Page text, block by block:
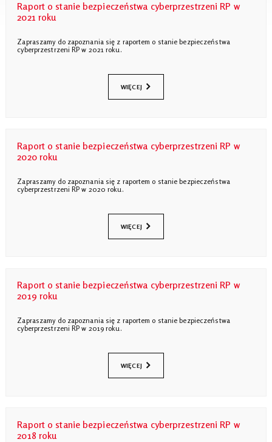
Raport o stanie bezpieczeństwa cyberprzestrzeni RP w
2021 roku
Zapraszamy do zapoznania się z raportem o stanie bezpieczeństwa
cyberprzestrzeni RP w 2021 roku.
WIĘCEJ
Raport o stanie bezpieczeństwa cyberprzestrzeni RP w
2020 roku
Zapraszamy do zapoznania się z raportem o stanie bezpieczeństwa
cyberprzestrzeni RP w 2020 roku.
WIĘCEJ
Raport o stanie bezpieczeństwa cyberprzestrzeni RP w
2019 roku
Zapraszamy do zapoznania się z raportem o stanie bezpieczeństwa
cyberprzestrzeni RP w 2019 roku.
WIĘCEJ
Raport o stanie bezpieczeństwa cyberprzestrzeni RP w
2018 roku